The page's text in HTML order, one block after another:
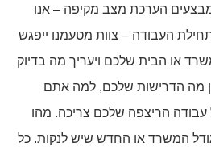
הערכת מצב מקיפה – אנו
העבודה – צוות מטעמנו ייפגש
או הבית שלכם ויעריך מה בדיוק
מה הדרישות שלכם, למה אתם
עבודה הריצפה שלכם צריכה. מהו
המשרד או החדש שיש לנקות. כל